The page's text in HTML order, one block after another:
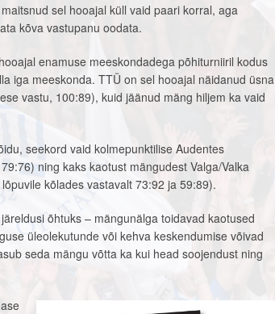
sel hooajal küll vaid paari korral, aga
kõva vastupanu oodata.
enamuse meeskondadega põhiturniiril kodus
iga meeskonda. TTÜ on sel hooajal näidanud üsna
vastu, 100:89), kuid jäänud mäng hiljem ka vaid
seekord vaid kolmepunktilise Audentes
ning kaks kaotust mängudest Valga/Valka
kõlades vastavalt 73:92 ja 59:89).
õhtuks – mängunälga toidavad kaotused
üleolekutunde või kehva keskendumise võivad
seda mängu võtta ka kui head soojendust ning